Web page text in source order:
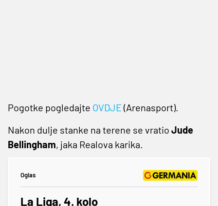
Pogotke pogledajte OVDJE (Arenasport).
Nakon dulje stanke na terene se vratio Jude
Bellingham, jaka Realova karika.
Oglas
La Liga, 4. kolo